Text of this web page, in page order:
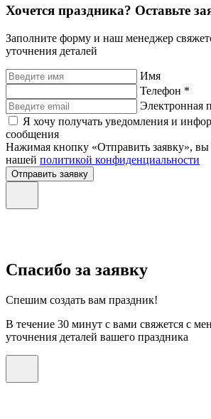
Хочется праздника? Оставьте
Заполните форму и наш менеджер
уточнения деталей
Имя
Телефон *
Электронная
Я хочу получать уведомления и
сообщения
Нажимая кнопку «Отправить заявку», вы
нашей политикой конфиденциальности
Отправить заявку
Спасибо за заявку
Спешим создать вам праздник!
В течение 30 минут с вами свяжется с
уточнения деталей вашего праздника